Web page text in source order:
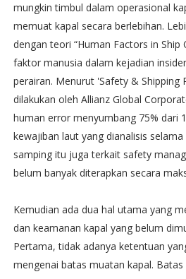
mungkin timbul dalam operasional
memuat kapal secara berlebihan.
dengan teori “Human Factors in Ship
faktor manusia dalam kejadian
perairan. Menurut 'Safety & Shipping
dilakukan oleh Allianz Global
human error menyumbang 75% dari
kewajiban laut yang dianalisis
samping itu juga terkait safety
belum banyak diterapkan secara
Kemudian ada dua hal utama yang
dan keamanan kapal yang belum
Pertama, tidak adanya ketentuan
mengenai batas muatan kapal.